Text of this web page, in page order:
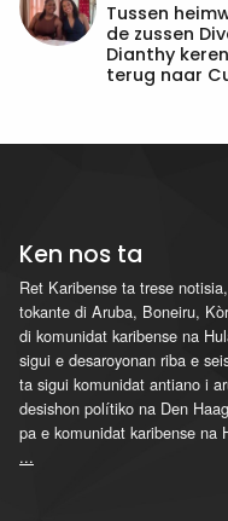
Tussen
de zussen
Dianthy
terug naar
Ken nos ta
Ret Karibense ta trese
tokante di Aruba, Boneiru,
di komunidat karibense na
sigui e desaroyonan riba e
ta sigui komunidat antiano i
desishon polítiko na Den
pa e komunidat karibense na
...